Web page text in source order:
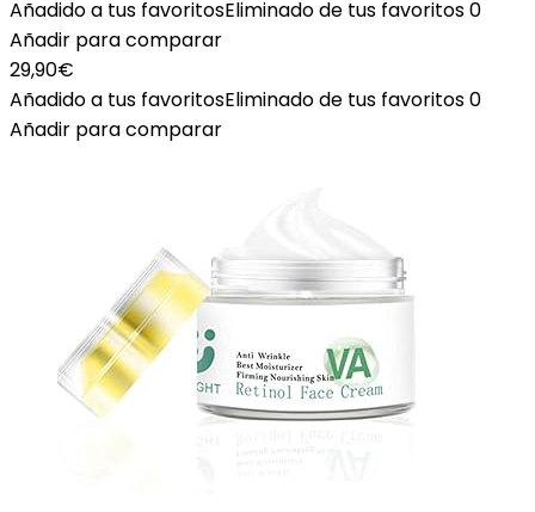
Añadido a tus favoritosEliminado de tus favoritos0
Añadir para comparar
29,90€
Añadido a tus favoritosEliminado de tus favoritos0
Añadir para comparar